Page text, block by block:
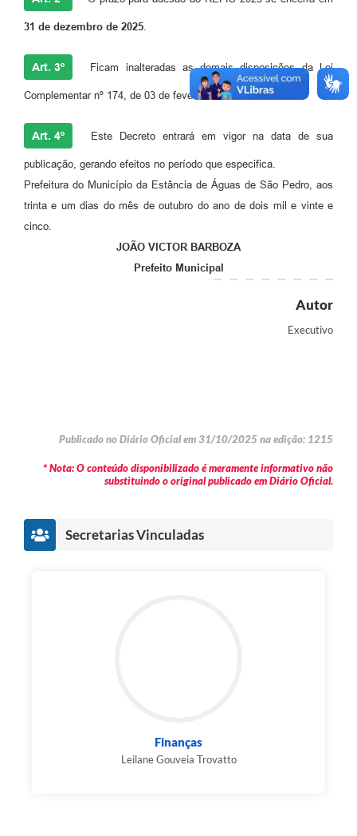
31 de dezembro de 2025.
Art. 3º Ficam inalteradas as demais disposições da Lei
Complementar nº 174, de 03 de fevereiro de 2025.
Art. 4º Este Decreto entrará em vigor na data de sua
publicação, gerando efeitos no período que especifica.
Prefeitura do Município da Estância de Águas de São Pedro, aos
trinta e um dias do mês de outubro do ano de dois mil e vinte e
cinco.
JOÃO VICTOR BARBOZA
Prefeito Municipal
Autor
Executivo
Publicado no Diário Oficial em 31/10/2025 na edição: 1215
* Nota: O conteúdo disponibilizado é meramente informativo não
substituindo o original publicado em Diário Oficial.
Secretarias Vinculadas
Finanças
Leilane Gouveia Trovatto